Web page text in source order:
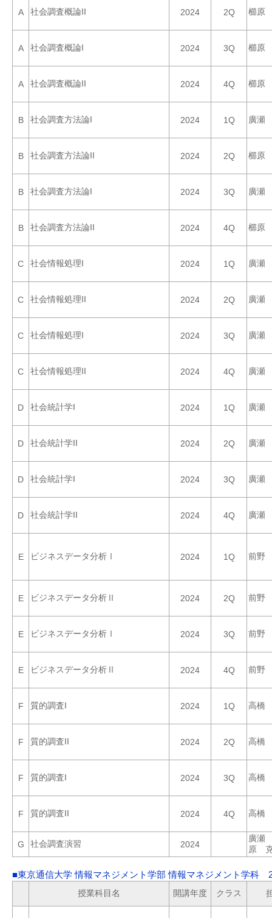
A 社会調査概論II 2024 2Q 櫛原
A 社会調査概論I 2024 3Q 櫛原
A 社会調査概論II 2024 4Q 櫛原
B 社会調査方法論I 2024 1Q 廣瀬
B 社会調査方法論II 2024 2Q 櫛原
B 社会調査方法論I 2024 3Q 廣瀬
B 社会調査方法論II 2024 4Q 櫛原
C 社会情報処理I 2024 1Q 廣瀬
C 社会情報処理II 2024 2Q 廣瀬
C 社会情報処理I 2024 3Q 廣瀬
C 社会情報処理II 2024 4Q 廣瀬
D 社会統計学I 2024 1Q 廣瀬
D 社会統計学II 2024 2Q 廣瀬
D 社会統計学I 2024 3Q 廣瀬
D 社会統計学II 2024 4Q 廣瀬
E ビジネスデータ分析Ⅰ 2024 1Q 前野
E ビジネスデータ分析Ⅱ 2024 2Q 前野
E ビジネスデータ分析Ⅰ 2024 3Q 前野
E ビジネスデータ分析Ⅱ 2024 4Q 前野
F 質的調査I 2024 1Q 高橋
F 質的調査II 2024 2Q 高橋
F 質的調査I 2024 3Q 高橋
F 質的調査II 2024 4Q 高橋
G 社会調査演習 2024
廣瀬
原
■東京通信大学 情報マネジメント学部 情報マネジメント学科
授業科目名 開講年度 クラス